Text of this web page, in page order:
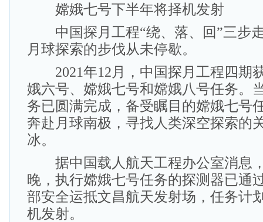
嫦娥七号下半年将择机发射
中国探月工程“绕、落、回”三步
月球探索的步伐从未停歇。
2021年12月，中国探月工程四期
娥六号、嫦娥七号和嫦娥八号任务。
务已圆满完成，备受瞩目的嫦娥七号
奔赴月球南极，寻找人类深空探索
冰。
据中国载人航天工程办公室消息
晚，执行嫦娥七号任务的探测器已通
部安全运抵文昌航天发射场，任务计
机发射。